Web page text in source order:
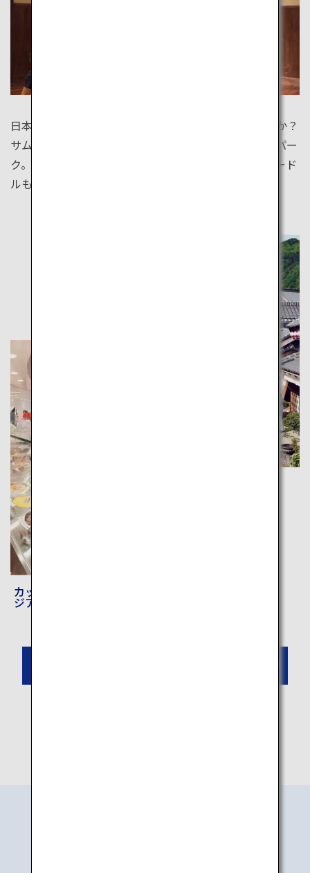
日本ならではのユニークなテーマパークはいかがですか？
サムライワールドを再現した忍者屋敷や歴史のテーマパー
ク。カップヌードルミュージアムでは手作りカップヌード
ルも作れます。
カップヌードルミュー
ジアム 大阪池田